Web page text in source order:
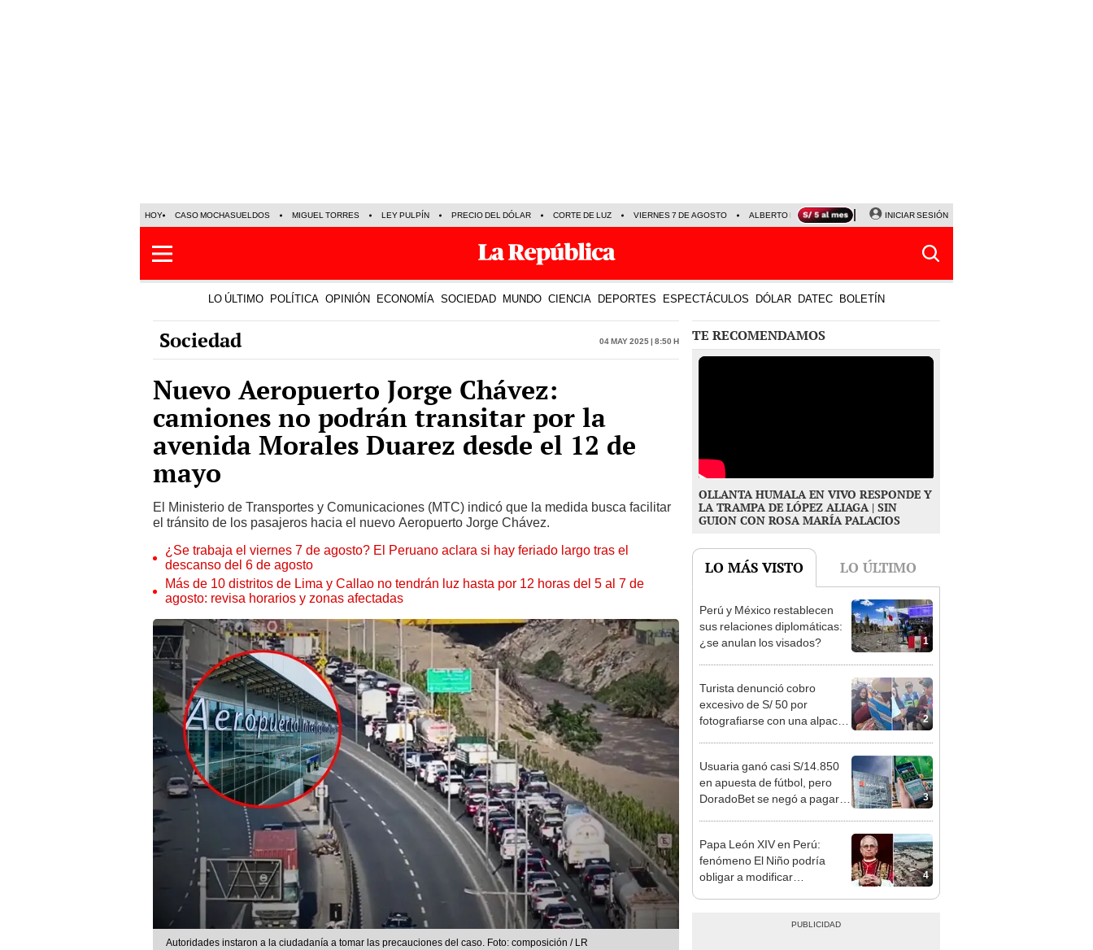
HOY CASO MOCHASUELDOS MIGUEL TORRES LEY PULPÍN PRECIO DEL DÓLAR CORTE DE LUZ VIERNES 7 DE AGOSTO ALBERTO BENAVIDES NALDY SALDAÑA
INICIAR SESIÓN
LO ÚLTIMO POLÍTICA OPINIÓN ECONOMÍA SOCIEDAD MUNDO CIENCIA DEPORTES ESPECTÁCULOS DÓLAR DATEC BOLETÍN
Sociedad 04 May 2025 | 8:50 h
Nuevo Aeropuerto Jorge Chávez:
camiones no podrán transitar por la
avenida Morales Duarez desde el 12 de
mayo
El Ministerio de Transportes y Comunicaciones (MTC) indicó que la medida busca facilitar
el tránsito de los pasajeros hacia el nuevo Aeropuerto Jorge Chávez.
¿Se trabaja el viernes 7 de agosto? El Peruano aclara si hay feriado largo tras el
descanso del 6 de agosto
Más de 10 distritos de Lima y Callao no tendrán luz hasta por 12 horas del 5 al 7 de
agosto: revisa horarios y zonas afectadas
Autoridades instaron a la ciudadanía a tomar las precauciones del caso. Foto: composición / LR
TE RECOMENDAMOS
OLLANTA HUMALA EN VIVO RESPONDE Y
LA TRAMPA DE LÓPEZ ALIAGA | SIN
GUION CON ROSA MARÍA PALACIOS
LO MÁS VISTO LO ÚLTIMO
1
Perú y México restablecen
sus relaciones diplomáticas:
¿se anulan los visados?
2
Turista denunció cobro
excesivo de S/ 50 por
fotografiarse con una alpaca
3
Usuaria ganó casi S/14.850
en apuesta de fútbol, pero
DoradoBet se negó a pagar:
4
Papa León XIV en Perú:
fenómeno El Niño podría
obligar a modificar